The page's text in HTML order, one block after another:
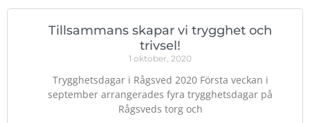
Tillsammans skapar vi trygghet och
trivsel!
1 oktober, 2020
Trygghetsdagar i Rågsved 2020 Första veckan i
september arrangerades fyra trygghetsdagar på
Rågsveds torg och